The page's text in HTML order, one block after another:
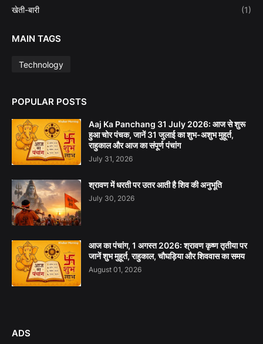
खेती-बारी (1)
MAIN TAGS
Technology
POPULAR POSTS
Aaj Ka Panchang 31 July 2026: आज से शुरू
हुआ चोर पंचक, जानें 31 जुलाई का शुभ-अशुभ मुहूर्त,
राहुकाल और आज का संपूर्ण पंचांग
July 31, 2026
श्रावण में धरती पर उतर आती है शिव की अनुभूति
July 30, 2026
आज का पंचांग, 1 अगस्त 2026: श्रावण कृष्ण तृतीया पर
जानें शुभ मुहूर्त, राहुकाल, चौघड़िया और शिववास का समय
August 01, 2026
ADS